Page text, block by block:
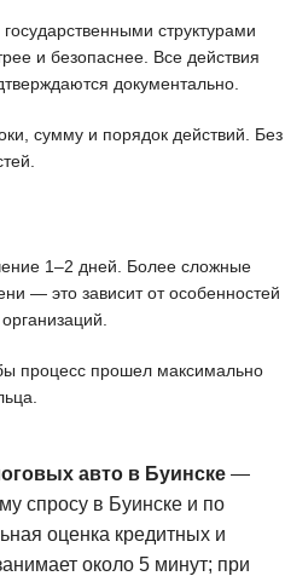
структурами
и безопаснее. Все действия
документально.
сумму и порядок действий. Без
1–2 дней. Более сложные
— это зависит от особенностей
процесс прошел максимально
авто в Буинске—
спросу в Буинске и по
оценка кредитных и
около 5 минут; при